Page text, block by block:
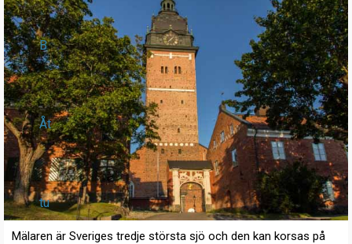
B
Åt
tu
Mälaren är Sveriges tredje största sjö och den kan korsas på